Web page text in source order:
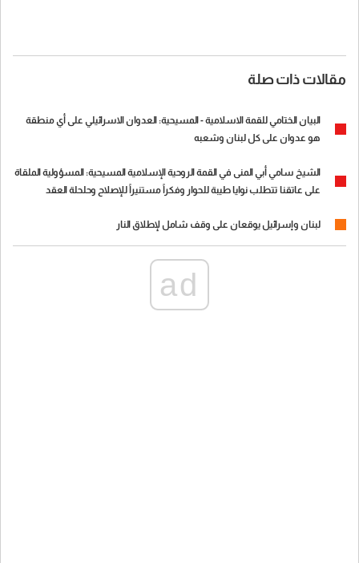
مقالات ذات صلة
البيان الختامي للقمة الاسلامية - المسيحية: العدوان الاسرائيلي على أي منطقة
هو عدوان على كل لبنان وشعبه
الشيخ سامي أبي المنى في القمة الروحية الإسلامية المسيحية: المسؤولية الملقاة
على عاتقنا تتطلب نوايا طيبة للحوار وفكراً مستنيراً للإصلاح وحلحلة العقد
لبنان وإسرائيل يوقعان على وقف شامل لإطلاق النار
ad